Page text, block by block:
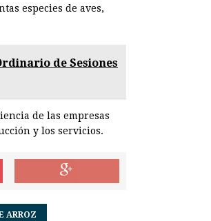
especies de aves,
de Sesiones
de las empresas
y los servicios.
ARROZ